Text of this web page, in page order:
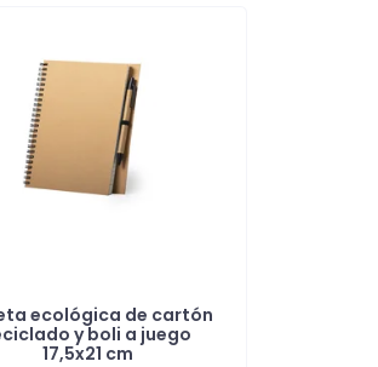
ecológica de cartón
y boli a juego
17,5x21 cm